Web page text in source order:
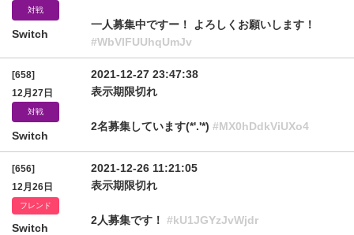
対戦
Switch
一人募集中ですー！ よろしくお願いします！
#WbVlFUUhqUmJv
[658]
12月27日
対戦
Switch
2021-12-27 23:47:38
表示期限切れ
2名募集しています(*'.'*) #MX0hDdkViUXo4
[656]
12月26日
フレンド
Switch
2021-12-26 11:21:05
表示期限切れ
2人募集です！ #kU1JGYzJvWjdr